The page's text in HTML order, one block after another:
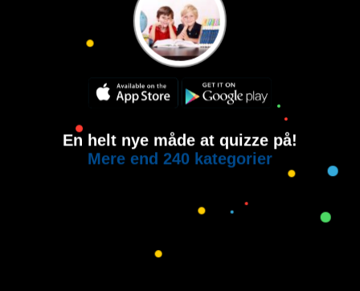
En helt nye måde at quizze på!
Mere end 240 kategorier